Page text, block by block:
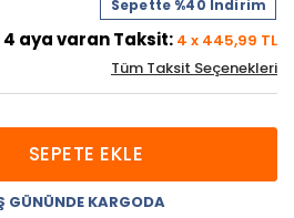
Sepette %40 İndirim
4 aya varan Taksit: 4 x 445,99 TL
Tüm Taksit Seçenekleri
SEPETE EKLE
GÜNÜNDE KARGODA